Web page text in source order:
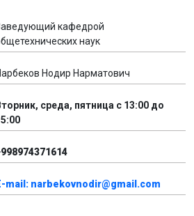
кафедрой
наук
Нодир Нарматович
среда, пятница с 13:00 до
mail: narbekovnodir@gmail.com